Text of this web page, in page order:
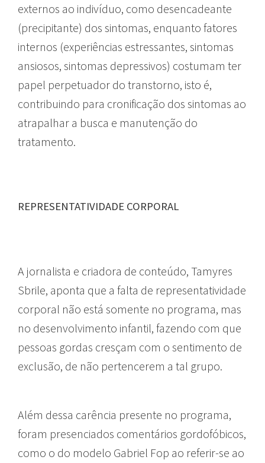
externos ao indivíduo, como desencadeante
(precipitante) dos sintomas, enquanto fatores
internos (experiências estressantes, sintomas
ansiosos, sintomas depressivos) costumam ter
papel perpetuador do transtorno, isto é,
contribuindo para cronificação dos sintomas ao
atrapalhar a busca e manutenção do
tratamento.
REPRESENTATIVIDADE CORPORAL
A jornalista e criadora de conteúdo, Tamyres
Sbrile, aponta que a falta de representatividade
corporal não está somente no programa, mas
no desenvolvimento infantil, fazendo com que
pessoas gordas cresçam com o sentimento de
exclusão, de não pertencerem a tal grupo.
Além dessa carência presente no programa,
foram presenciados comentários gordofóbicos,
como o do modelo Gabriel Fop ao referir-se ao